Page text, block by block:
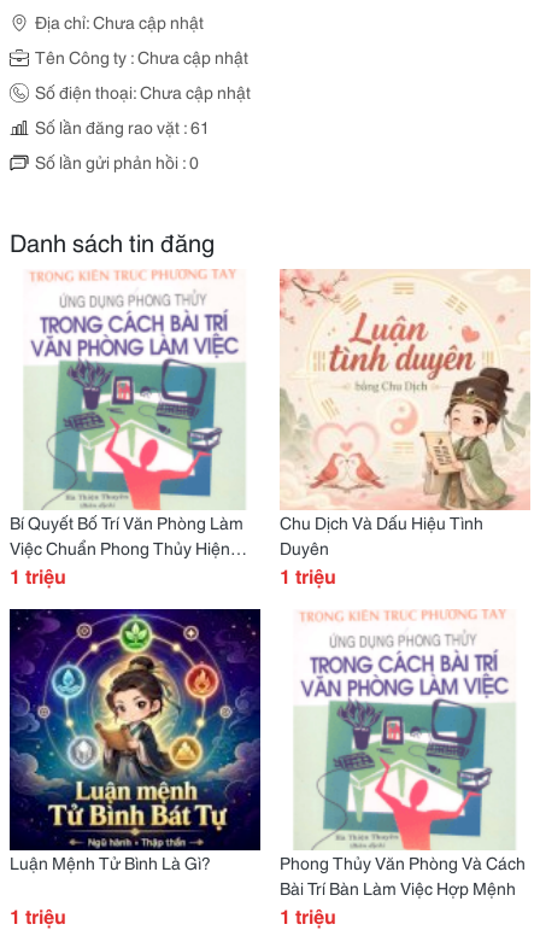
Địa chỉ: Chưa cập nhật
Tên Công ty : Chưa cập nhật
Số điện thoại: Chưa cập nhật
Số lần đăng rao vặt : 61
Số lần gửi phản hồi : 0
Danh sách tin đăng
Bí Quyết Bố Trí Văn Phòng Làm
Việc Chuẩn Phong Thủy Hiện
Nay
1 triệu
Chu Dịch Và Dấu Hiệu Tình
Duyên
1 triệu
Luận Mệnh Tử Bình Là Gì?
1 triệu
Phong Thủy Văn Phòng Và Cách
Bài Trí Bàn Làm Việc Hợp Mệnh
1 triệu